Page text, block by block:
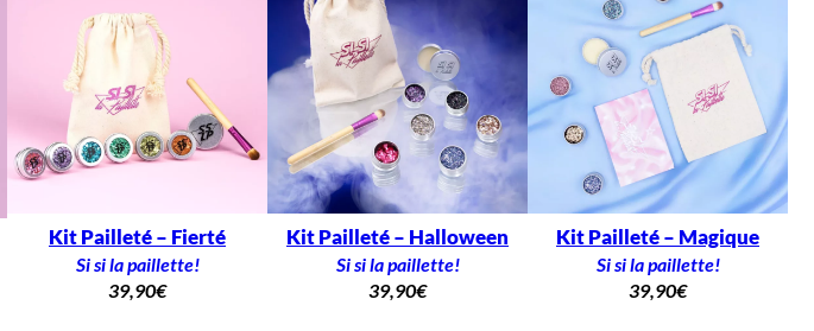
Kit Pailleté – Fierté
Si si la paillette!
39,90€
Kit Pailleté – Halloween
Si si la paillette!
39,90€
Kit Pailleté – Magique
Si si la paillette!
39,90€